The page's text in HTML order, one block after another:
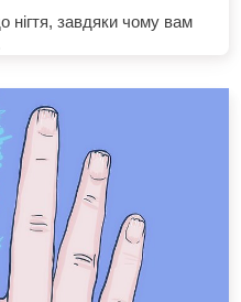
нігтя, завдяки чому вам